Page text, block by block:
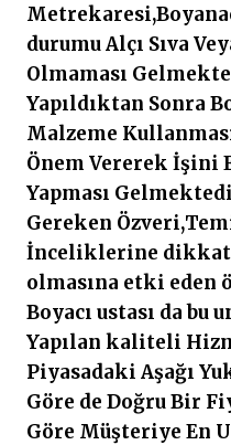
durumu Alçı Sıva
Olmaması
Yapıldıktan Sonra
Malzeme
Önem Vererek İşini
Yapması
Gereken
İnceliklerine
olmasına etki eden
Boyacı ustası da bu
Yapılan kaliteli
Piyasadaki Aşağı
Göre de Doğru Bir
Göre Müşteriye En